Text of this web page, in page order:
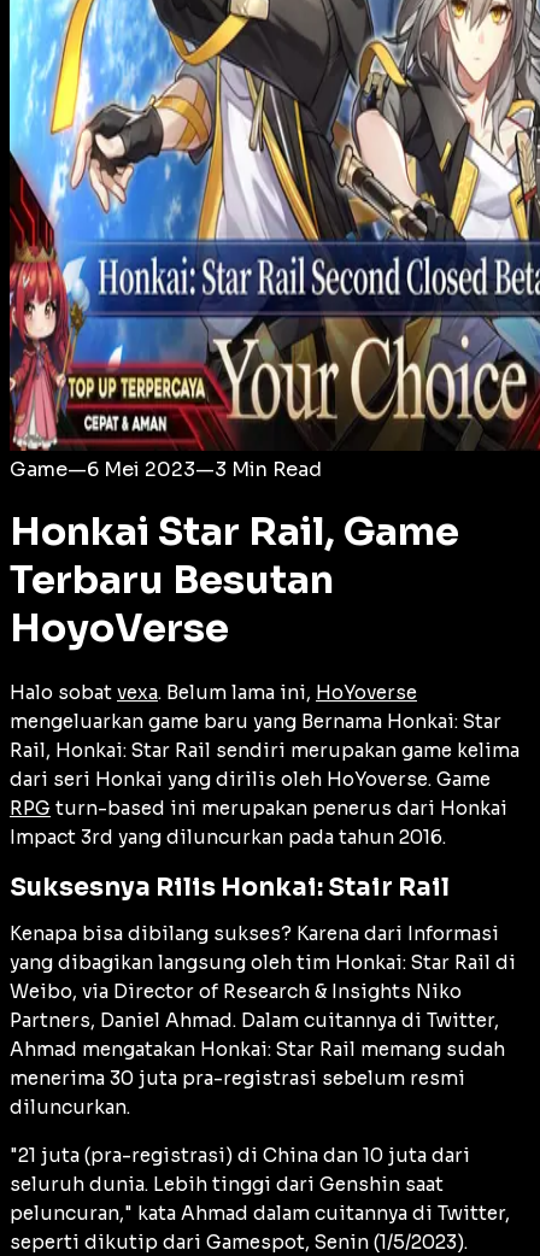
Login
Game—6 Mei 2023—3 Min Read
Honkai Star Rail, Game
Terbaru Besutan
HoyoVerse
Halo sobat vexa. Belum lama ini, HoYoverse
mengeluarkan game baru yang Bernama Honkai: Star
Rail, Honkai: Star Rail sendiri merupakan game kelima
dari seri Honkai yang dirilis oleh HoYoverse. Game
RPG turn-based ini merupakan penerus dari Honkai
Impact 3rd yang diluncurkan pada tahun 2016.
Suksesnya Rilis Honkai: Stair Rail
Kenapa bisa dibilang sukses? Karena dari Informasi
yang dibagikan langsung oleh tim Honkai: Star Rail di
Weibo, via Director of Research & Insights Niko
Partners, Daniel Ahmad. Dalam cuitannya di Twitter,
Ahmad mengatakan Honkai: Star Rail memang sudah
menerima 30 juta pra-registrasi sebelum resmi
diluncurkan.
"21 juta (pra-registrasi) di China dan 10 juta dari
seluruh dunia. Lebih tinggi dari Genshin saat
peluncuran," kata Ahmad dalam cuitannya di Twitter,
seperti dikutip dari Gamespot, Senin (1/5/2023).